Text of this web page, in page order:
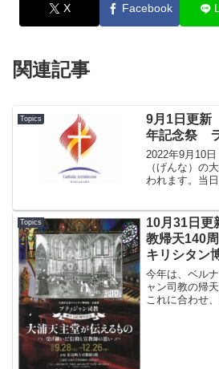
X Facebook
関連記事
Topics
9月1日更新
年記念祭
2022年9月10
（げんな）の
われます。当
ればあらかじ
いたしま...
Topics
10月31日
教帰天140
キリシタン
26日まで開
今年は、ベル
ャン司教の帰
これに合わせ